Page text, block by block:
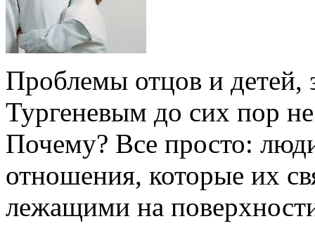
Проблемы отцов и детей,
Тургеневым до сих пор
Почему? Все просто:
отношения, которые их
лежащими на